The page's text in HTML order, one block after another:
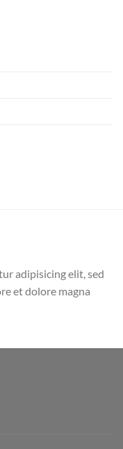
adipisicing elit, sed
et dolore magna